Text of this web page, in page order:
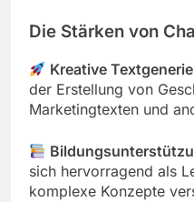
Die Stärken von
Kreative
der Erstellung von
Marketingtexten und
sich hervorragend als
komplexe Konzepte